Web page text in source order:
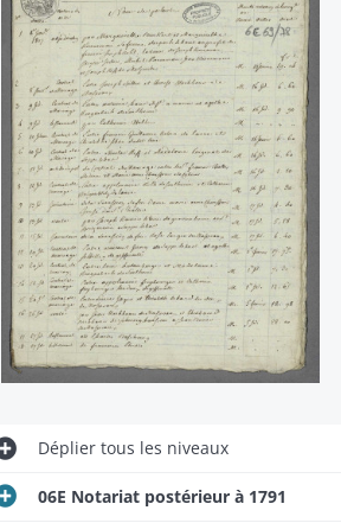
Dépliertous les niveaux
06E Notariat postérieur à 1791